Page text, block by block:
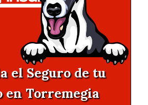
el Seguro de tu
en Torremegia